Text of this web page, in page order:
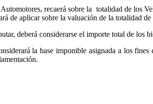
recaerá sobre la totalidad de los
de aplicar sobre la valuación de la totalidad
deberá considerarse el importe total de
la base imponible asignada a los